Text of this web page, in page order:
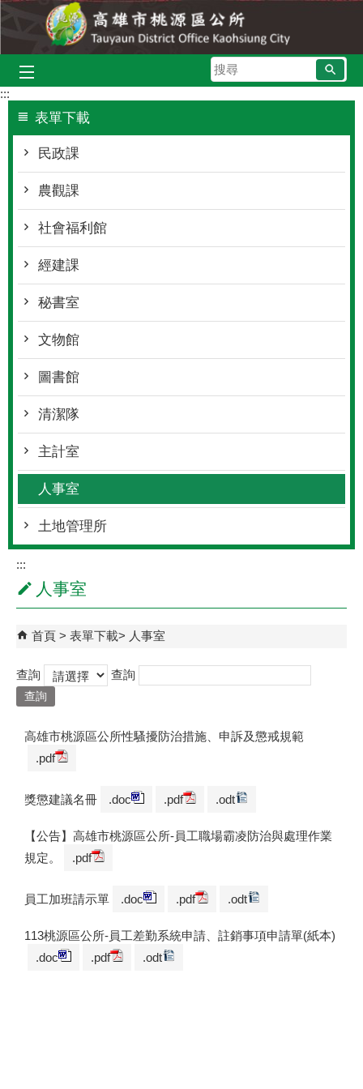
跳到主要內容區塊
搜
尋
:::
表單下載
民政課
農觀課
社會福利館
經建課
秘書室
文物館
圖書館
清潔隊
主計室
人事室
土地管理所
:::
人事室
首頁 表單下載 人事室
查詢 查詢
高雄市桃源區公所性騷擾防治措施、申訴及懲戒規範
.pdf
獎懲建議名冊 .doc .pdf .odt
【公告】高雄市桃源區公所-員工職場霸凌防治與處理作業
規定。
.pdf
員工加班請示單 .doc .pdf .odt
113桃源區公所-員工差勤系統申請、註銷事項申請單(紙本)
.doc
.pdf .odt